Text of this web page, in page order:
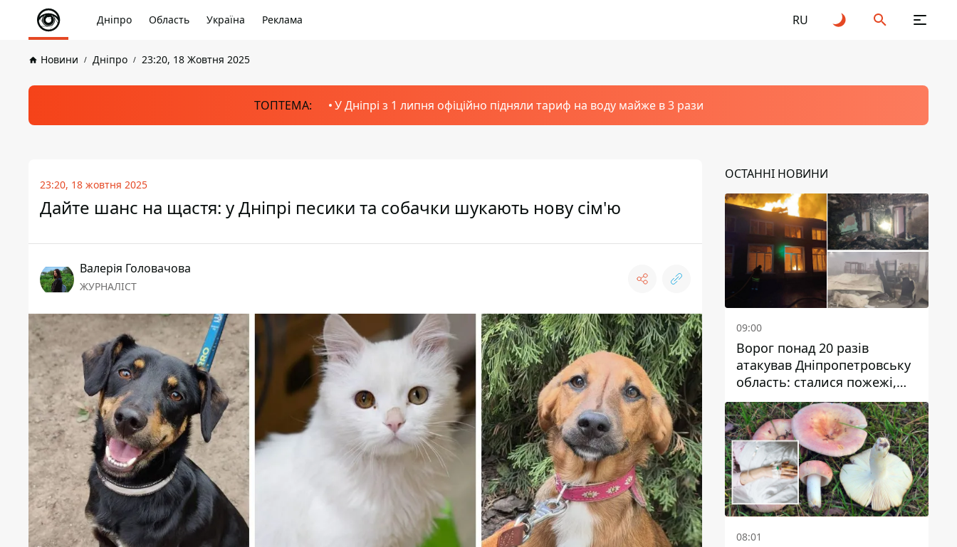
Дніпро Область Україна Реклама RU
Новини Дніпро 23:20, 18 Жовтня 2025
ТОПТЕМА: У Дніпрі з 1 липня офіційно підняли тариф на воду майже в 3 рази
23:20, 18 жовтня 2025
Дайте шанс на щастя: у Дніпрі песики та собачки шукають нову сім'ю
Валерія Головачова
ЖУРНАЛІСТ
ОСТАННІ НОВИНИ
09:00
Ворог понад 20 разів
атакував Дніпропетровську
область: сталися пожежі,
постраждали будинки,
інфраструктура та авто
08:01